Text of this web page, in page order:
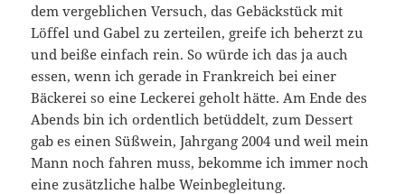
dem vergeblichen Versuch, das Gebäckstück mit
Löffel und Gabel zu zerteilen, greife ich beherzt zu
und beiße einfach rein. So würde ich das ja auch
essen, wenn ich gerade in Frankreich bei einer
Bäckerei so eine Leckerei geholt hätte. Am Ende des
Abends bin ich ordentlich betüddelt, zum Dessert
gab es einen Süßwein, Jahrgang 2004 und weil mein
Mann noch fahren muss, bekomme ich immer noch
eine zusätzliche halbe Weinbegleitung.